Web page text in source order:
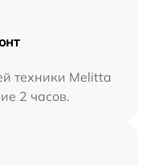
техники Melitta
2 часов.